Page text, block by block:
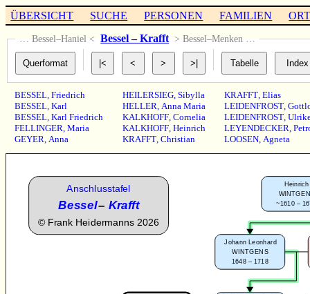
ÜBERSICHT SUCHE PERSONEN FAMILIEN
… Bessel–Haniel < Bessel – Krafft > Bessel–Menken …
BESSEL,Friedrich
BESSEL,Karl
BESSEL,Karl Friedrich
FELLINGER,Maria
GEYER,Anna
HEILERSIEG, Sibylla
HELLER, Anna Maria
KALKHOFF, Cornelia
KALKHOFF, Heinrich
KRAFFT, Christian
KRAFFT, Elias
LEIDENFROST,
LEIDENFROST,
LEYENDECKER,
LOOSEN, Agneta
Anschlusstafel
Bessel– Krafft
© Frank Heidermanns 2026
Johann Leonhard
WINTGENS
1648 – 1718
Heinrich
~1610 –